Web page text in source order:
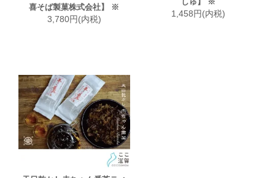
喜そば製菓株式会社】 ※
3,780円(内税)
1,458円(内税)